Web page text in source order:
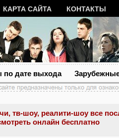
КАРТА САЙТА КОНТАКТЫ
по дате выхода
тв-шоу, реалити-шоу все
онлайн бесплатно